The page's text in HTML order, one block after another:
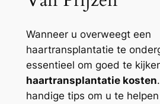
Wanneer u overweegt een
haartransplantatie te
essentieel om goed te
haartransplantatie kosten
handige tips om u te